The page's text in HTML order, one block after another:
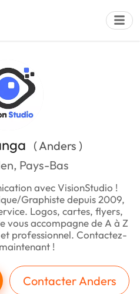
( Anders )
Pays-Bas
avec VisionStudio !
Graphiste depuis 2009,
Logos, cartes, flyers,
vous accompagne de A à Z
professionnel. Contactez-
!
Contacter Anders